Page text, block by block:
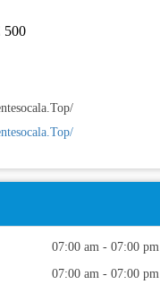
500
07:00 am - 07:00 pm
07:00 am - 07:00 pm